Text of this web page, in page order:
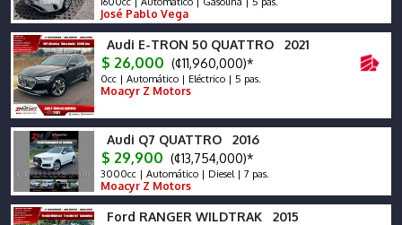
José Pablo Vega
Audi E-TRON 50 QUATTRO 2021
$ 26,000 (¢11,960,000)*
0cc | Automático | Eléctrico | 5 pas.
Moacyr Z Motors
Audi Q7 QUATTRO 2016
$ 29,900 (¢13,754,000)*
3000cc | Automático | Diesel | 7 pas.
Moacyr Z Motors
Ford RANGER WILDTRAK 2015